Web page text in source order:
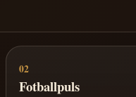
02
Fotballpuls